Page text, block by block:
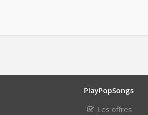
PlayPopSongs
Les offres